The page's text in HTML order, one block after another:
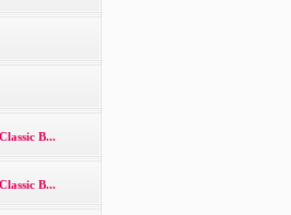
B...
B...